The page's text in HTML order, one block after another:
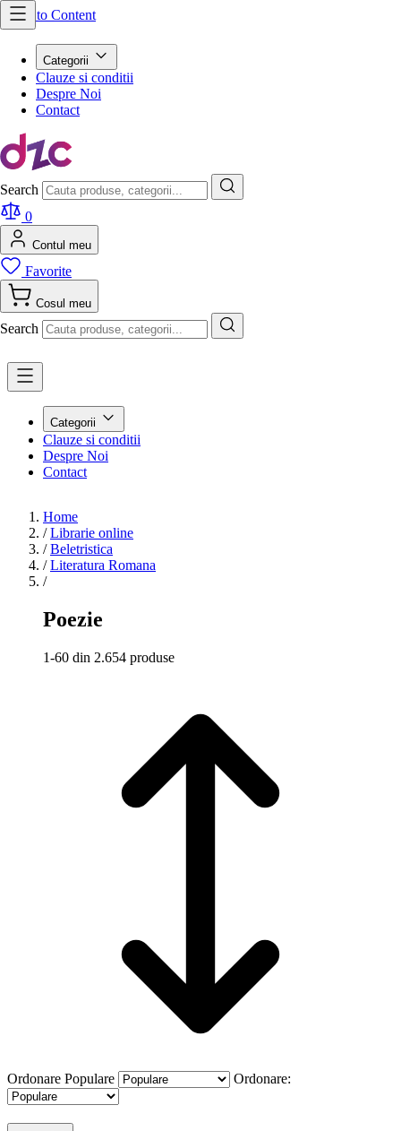
Skip to Content
Categorii
Clauze si conditii
Despre Noi
Contact
Search
0
Contul meu
Favorite
Cosul meu
Search
Categorii
Clauze si conditii
Despre Noi
Contact
Home
/ Librarie online
/ Beletristica
/ Literatura Romana
/
Poezie
1-60 din 2.654 produse
Ordonare Populare Ordonare: